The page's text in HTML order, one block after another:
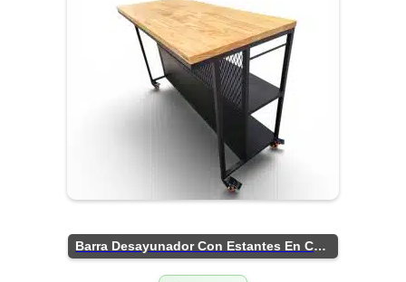
Barra Desayunador Con Estantes En Chapa